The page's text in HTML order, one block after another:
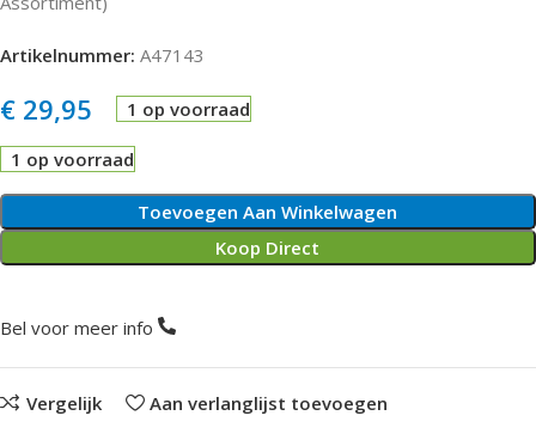
Artikelnummer: A47143
€ 29,95 1 op voorraad
1 op voorraad
Toevoegen Aan Winkelwagen
Koop Direct
Bel voor meer info
Vergelijk Aan verlanglijst toevoegen